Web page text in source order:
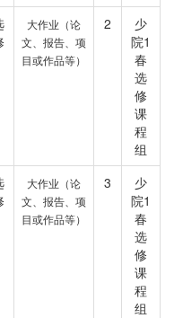
大作业（论
文、报告、项
目或作品等）
2
少
院1
春
选
修
课
程
组
大作业（论
文、报告、项
目或作品等）
3
少
院1
春
选
修
课
程
组